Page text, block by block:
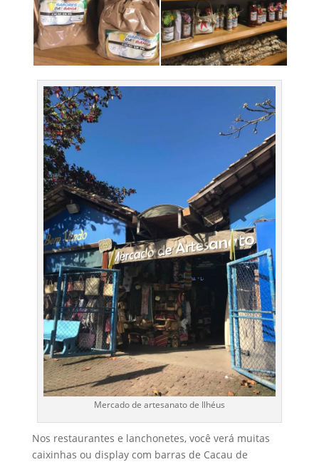
Mercado de artesanato de Ilhéus
Nos restaurantes e lanchonetes, você verá muitas
caixinhas ou display com barras de Cacau de